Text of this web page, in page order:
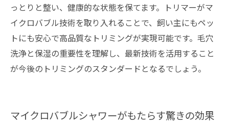
っとりと整い、健康的な状態を保てます。トリマーがマ
イクロバブル技術を取り入れることで、飼い主にもペッ
トにも安心で高品質なトリミングが実現可能です。毛穴
洗浄と保湿の重要性を理解し、最新技術を活用すること
が今後のトリミングのスタンダードとなるでしょう。
マイクロバブルシャワーがもたらす驚きの効果